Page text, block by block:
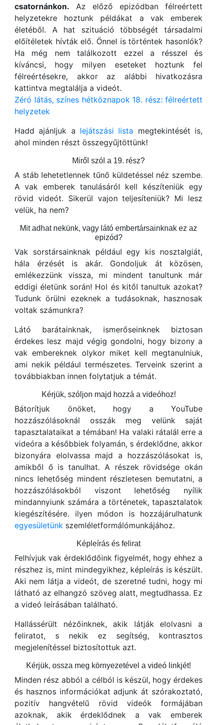
csatornánkon. Az előző epizódban félreértett
helyzetekre hoztunk példákat a vak emberek
életéből. A hat szituáció többségét társadalmi
előítéletek hívták elő. Önnel is történtek hasonlók?
Ha még nem találkozott ezzel a résszel és
kíváncsi, hogy milyen eseteket hoztunk fel
félreértésekre, akkor az alábbi hivatkozásra
kattintva megtalálja a videót.
Zéró látás, színes hétköznapok 18. rész: félreértett
helyzetek
Hadd ajánljuk a lejátszási lista megtekintését is,
ahol minden részt összegyűjtöttünk!
Miről szól a 19. rész?
A stáb lehetetlennek tűnő küldetéssel néz szembe.
A vak emberek tanulásáról kell készíteniük egy
rövid videót. Sikerül vajon teljesíteniük? Mi lesz
velük, ha nem?
Mit adhat nekünk, vagy látó embertársainknak ez az
epizód?
Vak sorstársainknak például egy kis nosztalgiát,
hála érzését is akár. Gondoljuk át közösen,
emlékezzünk vissza, mi mindent tanultunk már
eddigi életünk során! Hol és kitől tanultuk azokat?
Tudunk örülni ezeknek a tudásoknak, hasznosak
voltak számunkra?
Látó barátainknak, ismerőseinknek biztosan
érdekes lesz majd végig gondolni, hogy bizony a
vak embereknek olykor miket kell megtanulniuk,
ami nekik például természetes. Terveink szerint a
továbbiakban innen folytatjuk a témát.
Kérjük, szóljon majd hozzá a videóhoz!
Bátorítjuk önöket, hogy a YouTube
hozzászólásoknál osszák meg velünk saját
tapasztalataikat a témában! Ha valaki rátalál erre a
videóra a későbbiek folyamán, s érdeklődne, akkor
bizonyára elolvassa majd a hozzászólásokat is,
amikből ő is tanulhat. A részek rövidsége okán
nincs lehetőség mindent részletesen bemutatni, a
hozzászólásokból viszont lehetőség nyílik
mindannyiunk számára a történetek, tapasztalatok
kiegészítésére. ilyen módon is hozzájárulhatunk
egyesületünk szemléletformálómunkájához.
Képleírás és felirat
Felhívjuk vak érdeklődőink figyelmét, hogy ehhez a
részhez is, mint mindegyikhez, képleírás is készült.
Aki nem látja a videót, de szeretné tudni, hogy mi
látható az elhangzó szöveg alatt, megtudhassa. Ez
a videó leírásában található.
Hallássérült nézőinknek, akik látják elolvasni a
feliratot, s nekik ez segítség, kontrasztos
megjelenítéssel biztosítottuk azt.
Kérjük, ossza meg környezetével a videó linkjét!
Minden rész abból a célból is készül, hogy érdekes
és hasznos információkat adjunk át szórakoztató,
pozitív hangvételű rövid videók formájában
azoknak, akik érdeklődnek a vak emberek